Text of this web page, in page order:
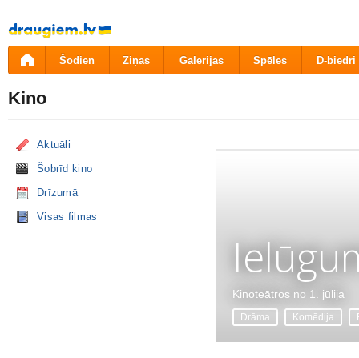
Pāriet
uz
saturu
Šodien Ziņas Galerijas Spēles D-biedri
Kino
Aktuāli
Šobrīd kino
Drīzumā
Visas filmas
Kinoteātros no 1. jūlija
Drāma Komēdija